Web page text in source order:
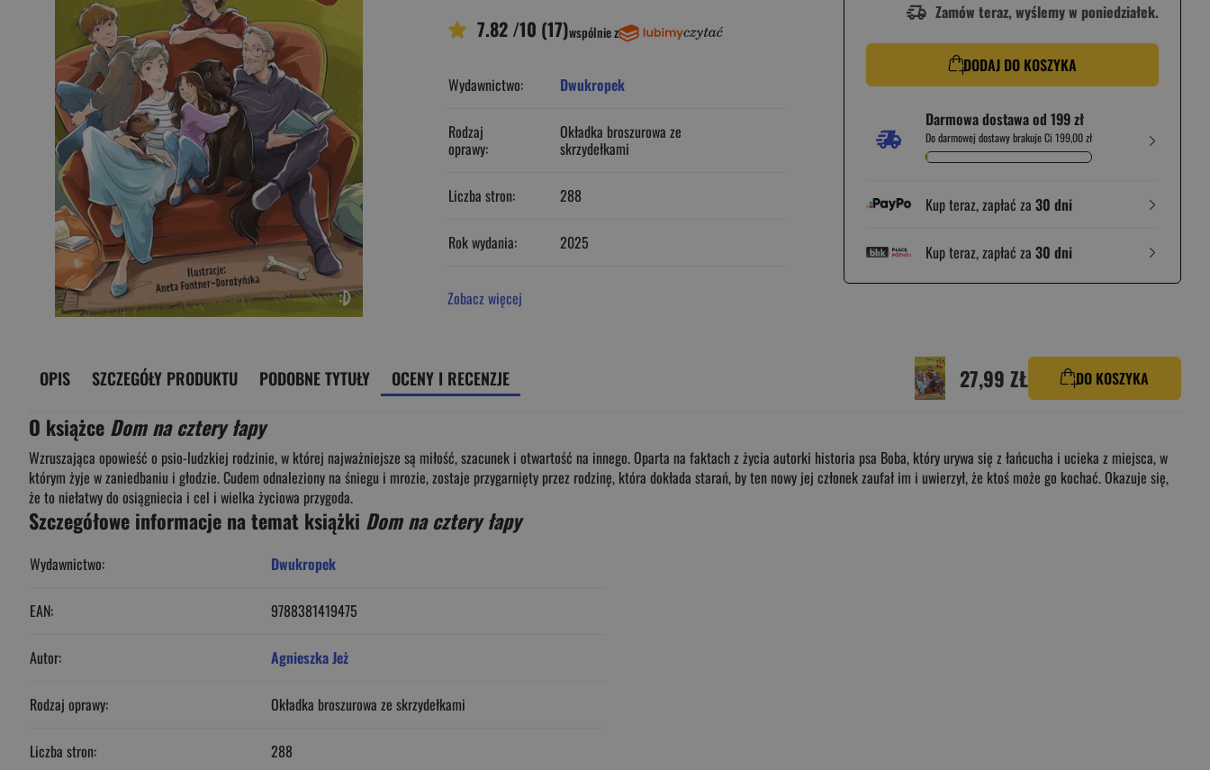
Zamów teraz, wyślemy w poniedziałek.
DODAJ DO KOSZYKA
Darmowa dostawa od 199 zł
Do darmowej dostawy brakuje Ci 199,00 zł
Kup teraz, zapłać za 30 dni
Kup teraz, zapłać za 30 dni
7.82 /10 (17)wspólnie z
Wydawnictwo: Dwukropek
Rodzaj
oprawy:
Okładka broszurowa ze
skrzydełkami
Liczba stron: 288
Rok wydania: 2025
Zobacz więcej
OPIS SZCZEGÓŁY PRODUKTU PODOBNE TYTUŁY OCENY I RECENZJE 27,99 ZŁ DO KOSZYKA
O książce Dom na cztery łapy
Wzruszająca opowieść o psio-ludzkiej rodzinie, w której najważniejsze są miłość, szacunek i otwartość na innego. Oparta na faktach z życia autorki historia psa Boba, który urywa się z łańcucha i ucieka z miejsca, w
którym żyje w zaniedbaniu i głodzie. Cudem odnaleziony na śniegu i mrozie, zostaje przygarnięty przez rodzinę, która dokłada starań, by ten nowy jej członek zaufał im i uwierzył, że ktoś może go kochać. Okazuje się,
że to niełatwy do osiągniecia i cel i wielka życiowa przygoda.
Szczegółowe informacje na temat książki Dom na cztery łapy
Wydawnictwo: Dwukropek
EAN: 9788381419475
Autor: Agnieszka Jeż
Rodzaj oprawy: Okładka broszurowa ze skrzydełkami
Liczba stron: 288